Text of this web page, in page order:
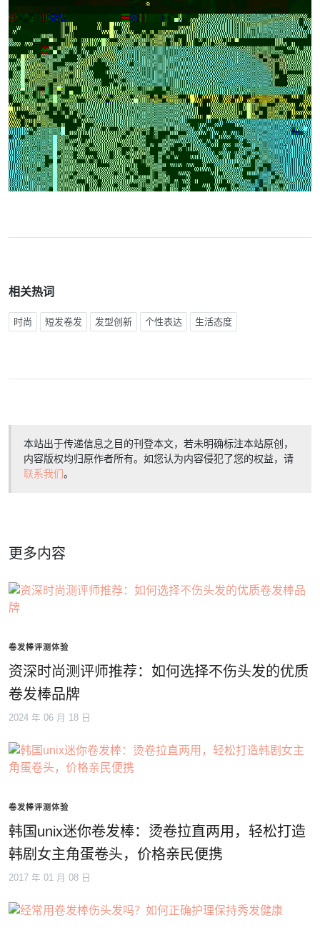
相关热词
时尚 短发卷发 发型创新 个性表达 生活态度
本站出于传递信息之目的刊登本文，若未明确标注本站原创，
内容版权均归原作者所有。如您认为内容侵犯了您的权益，请
联系我们。
更多内容
卷发棒评测体验
资深时尚测评师推荐：如何选择不伤头发的优质
卷发棒品牌
2024 年 06 月 18 日
卷发棒评测体验
韩国unix迷你卷发棒：烫卷拉直两用，轻松打造
韩剧女主角蛋卷头，价格亲民便携
2017 年 01 月 08 日